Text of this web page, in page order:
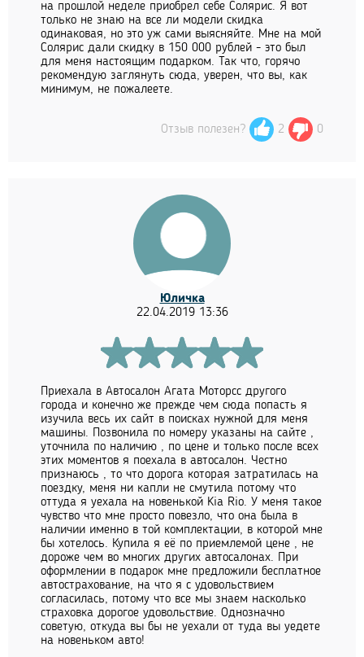
на прошлой неделе приобрел себе Солярис. Я вот
только не знаю на все ли модели скидка
одинаковая, но это уж сами выясняйте. Мне на мой
Солярис дали скидку в 150 000 рублей - это был
для меня настоящим подарком. Так что, горячо
рекомендую заглянуть сюда, уверен, что вы, как
минимум, не пожалеете.
Отзыв полезен? 2 0
Юличка
22.04.2019 13:36
Приехала в Автосалон Агата Моторсс другого
города и конечно же прежде чем сюда попасть я
изучила весь их сайт в поисках нужной для меня
машины. Позвонила по номеру указаны на сайте ,
уточнила по наличию , по цене и только после всех
этих моментов я поехала в автосалон. Честно
признаюсь , то что дорога которая затратилась на
поездку, меня ни капли не смутила потому что
оттуда я уехала на новенькой Kia Rio. У меня такое
чувство что мне просто повезло, что она была в
наличии именно в той комплектации, в которой мне
бы хотелось. Купила я её по приемлемой цене , не
дороже чем во многих других автосалонах. При
оформлении в подарок мне предложили бесплатное
автострахование, на что я с удовольствием
согласилась, потому что все мы знаем насколько
страховка дорогое удовольствие. Однозначно
советую, откуда вы бы не уехали от туда вы уедете
на новеньком авто!